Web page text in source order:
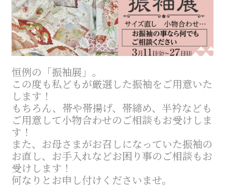
恒例の「振袖展」。
この度も私どもが厳選した振袖をご用意いた
します！
もちろん、帯や帯揚げ、帯締め、半衿なども
ご用意して小物合わせのご相談もお受けしま
す！
また、お母さまがお召しになっていた振袖の
お直し、お手入れなどお困り事のご相談もお
受けします！
何なりとお申し付けくださいませ。